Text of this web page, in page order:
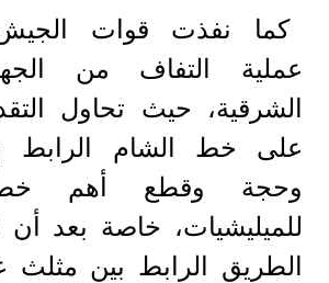
كما نفذت قوات الجيش
عملية التفاف من
الشرقية، حيث تحاول
على خط الشام الرابط
وحجة وقطع أهم
للميليشيات، خاصة بعد
الطريق الرابط بين